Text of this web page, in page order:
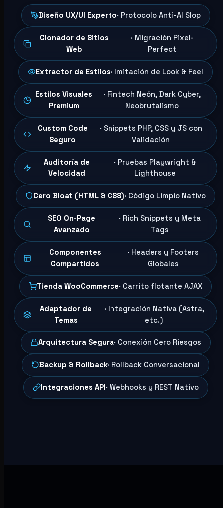
Diseño UX/UI Experto· Protocolo Anti-AI Slop
Clonador de Sitios
Web
· Migración Pixel-
Perfect
Extractor de Estilos· Imitación de Look & Feel
Estilos Visuales
Premium
· Fintech Neón, Dark Cyber,
Neobrutalismo
Custom Code
Seguro
· Snippets PHP, CSS y JS con
Validación
Auditoría de
Velocidad
· Pruebas Playwright &
Lighthouse
Cero Bloat (HTML & CSS)· Código Limpio Nativo
SEO On-Page
Avanzado
· Rich Snippets y Meta
Tags
Componentes
Compartidos
· Headers y Footers
Globales
Tienda WooCommerce· Carrito flotante AJAX
Adaptador de
Temas
· Integración Nativa (Astra,
etc.)
Arquitectura Segura· Conexión Cero Riesgos
Backup & Rollback· Rollback Conversacional
Integraciones API· Webhooks y REST Nativo